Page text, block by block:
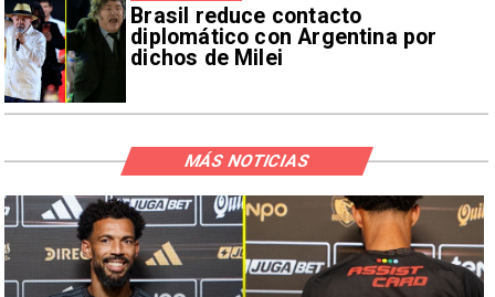
Brasil reduce contacto
diplomático con Argentina por
dichos de Milei
MÁS NOTICIAS